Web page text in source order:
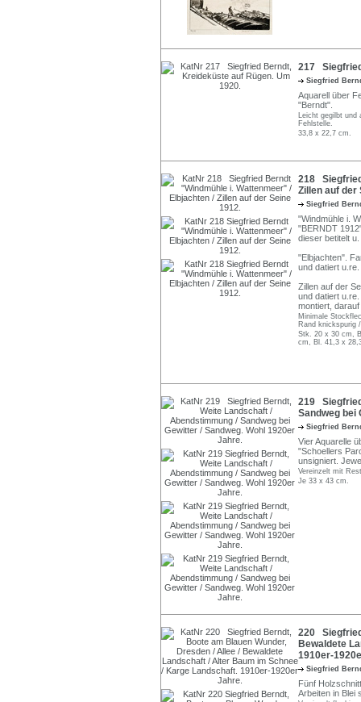
217
Siegfried
Aquarell über
"Berndt".
Leicht gegilbt und
Fehlstelle.
33,8 x 22,7 cm.
218
Zillen auf der
Siegfried
"Windmühle i.
"BERNDT
dieser betitelt
"Elbjachten".
und datiert
Zillen auf der
und datiert
montiert,
Minimale
Rand knickspurig
Stk. 20 x 30 cm,
cm, Bl. 41,3 x
219
Sandweg bei
Siegfried
Vier Aquarelle
"Schoellers
unsigniert.
Vereinzelt mit
Je 33 x 43 cm.
220
Bewaldete
1910er-
Siegfried
Fünf
Arbeiten in Blei